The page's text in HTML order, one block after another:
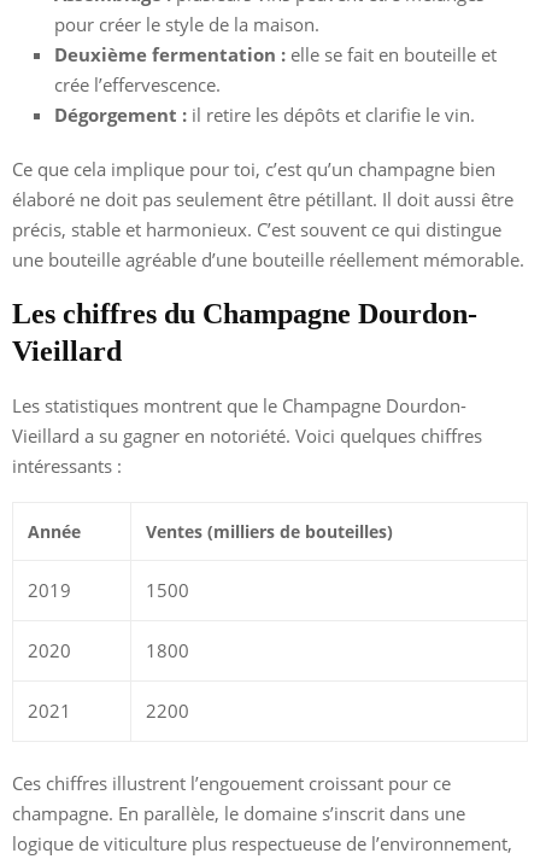
pour créer le style de la maison.
Deuxième fermentation : elle se fait en bouteille et
crée l’effervescence.
Dégorgement : il retire les dépôts et clarifie le vin.
Ce que cela implique pour toi, c’est qu’un champagne bien
élaboré ne doit pas seulement être pétillant. Il doit aussi être
précis, stable et harmonieux. C’est souvent ce qui distingue
une bouteille agréable d’une bouteille réellement mémorable.
Les chiffres du Champagne Dourdon-
Vieillard
Les statistiques montrent que le Champagne Dourdon-
Vieillard a su gagner en notoriété. Voici quelques chiffres
intéressants :
Année Ventes (milliers de bouteilles)
2019 1500
2020 1800
2021 2200
Ces chiffres illustrent l’engouement croissant pour ce
champagne. En parallèle, le domaine s’inscrit dans une
logique de viticulture plus respectueuse de l’environnement,